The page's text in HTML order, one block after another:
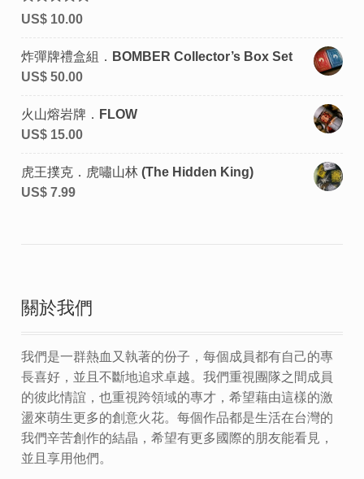
評分
5.00滿
US$10.00
炸彈牌禮盒組．BOMBER Collector’s Box Set
US$50.00
火山熔岩牌．FLOW
US$15.00
虎王撲克．虎嘯山林 (The Hidden King)
US$7.99
關於我們
我們是一群熱血又執著的份子，每個成員都有自己的專
長喜好，並且不斷地追求卓越。我們重視團隊之間成員
的彼此情誼，也重視跨領域的專才，希望藉由這樣的激
盪來萌生更多的創意火花。每個作品都是生活在台灣的
我們辛苦創作的結晶，希望有更多國際的朋友能看見，
並且享用他們。